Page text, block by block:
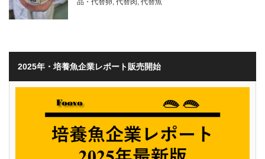
品・代替卵, 代替肉 , 代替魚
2025年・培養魚企業レポート販売開始